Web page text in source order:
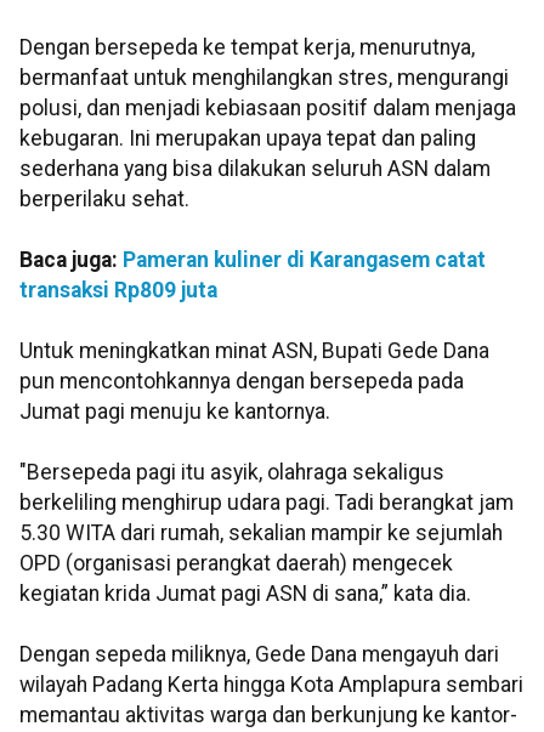
Dengan bersepeda ke tempat kerja, menurutnya,
bermanfaat untuk menghilangkan stres, mengurangi
polusi, dan menjadi kebiasaan positif dalam menjaga
kebugaran. Ini merupakan upaya tepat dan paling
sederhana yang bisa dilakukan seluruh ASN dalam
berperilaku sehat.
Baca juga: Pameran kuliner di Karangasem catat
transaksi Rp809 juta
Untuk meningkatkan minat ASN, Bupati Gede Dana
pun mencontohkannya dengan bersepeda pada
Jumat pagi menuju ke kantornya.
"Bersepeda pagi itu asyik, olahraga sekaligus
berkeliling menghirup udara pagi. Tadi berangkat jam
5.30 WITA dari rumah, sekalian mampir ke sejumlah
OPD (organisasi perangkat daerah) mengecek
kegiatan krida Jumat pagi ASN di sana,” kata dia.
Dengan sepeda miliknya, Gede Dana mengayuh dari
wilayah Padang Kerta hingga Kota Amplapura sembari
memantau aktivitas warga dan berkunjung ke kantor-